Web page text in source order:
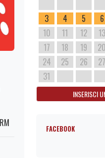
3
4 5 6
10
11 12 13
17
18 19 20
24
25 26 27
31
INSERISCI
FACEBOOK